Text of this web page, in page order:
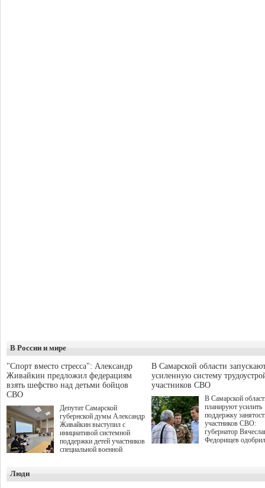
В России и мире
"Спорт вместо стресса": Александр
Живайкин предложил федерациям
взять шефство над детьми бойцов
СВО
Депутат Самарской
губернской думы Александр
Живайкин выступил с
инициативой системной
поддержки детей участников
специальной военной
"Помощь фронту и семьям
В Самарской области
усиленную систему
участников СВО
В Самарской
планируют усилить
поддержку
участников СВО:
губернатор
Федорищев
на трудоустройство
Люди